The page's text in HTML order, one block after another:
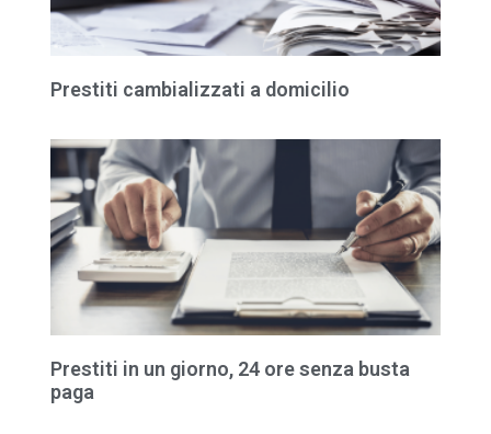
Prestiti cambializzati a domicilio
Prestiti in un giorno, 24 ore senza busta
paga